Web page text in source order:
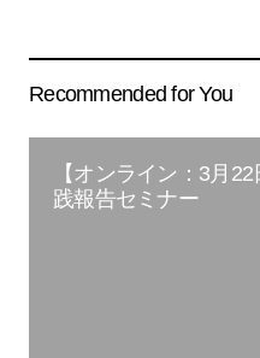
Recommended for You
【オンライン：3月
践報告セミナー